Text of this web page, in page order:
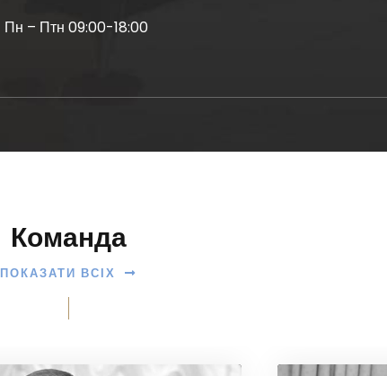
Пн – Птн 09:00-18:00
Команда
ПОКАЗАТИ ВСІХ